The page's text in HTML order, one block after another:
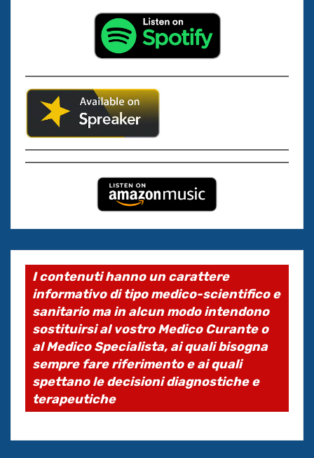
I contenuti hanno un carattere
informativo di tipo medico-scientifico e
sanitario ma in alcun modo intendono
sostituirsi al vostro Medico Curante o
al Medico Specialista, ai quali bisogna
sempre fare riferimento e ai quali
spettano le decisioni diagnostiche e
terapeutiche